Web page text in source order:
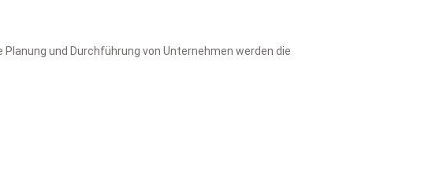
und Durchführung von Unternehmen werden die